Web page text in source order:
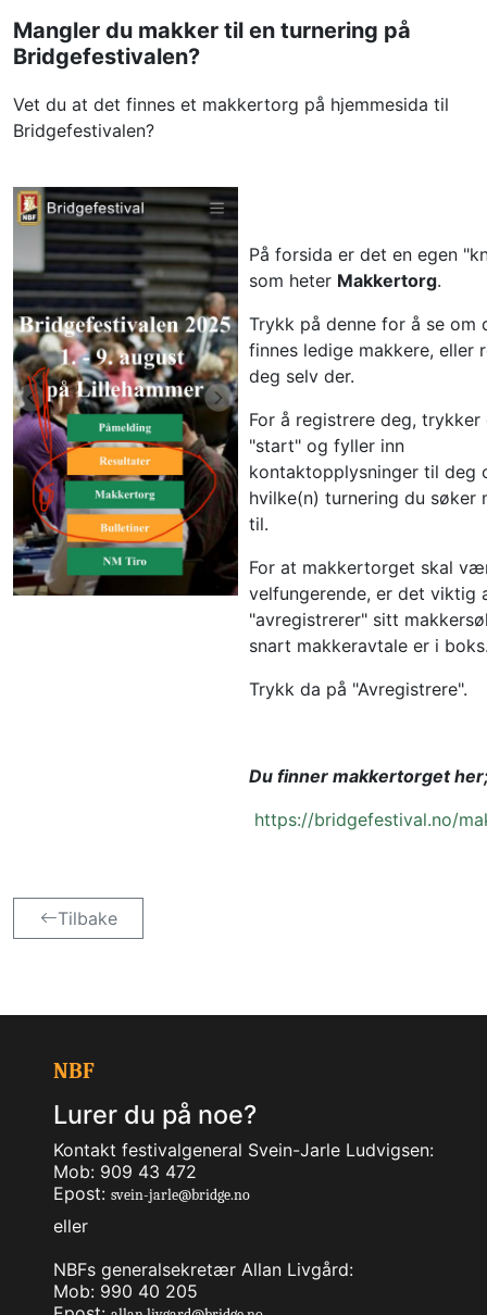
Mangler du makker til en turnering på
Bridgefestivalen?
Vet du at det finnes et makkertorg på hjemmesida til
Bridgefestivalen?
På forsida er det en egen
som heter Makkertorg.
Trykk på denne for å se om
finnes ledige makkere, eller
deg selv der.
For å registrere deg, trykker
"start" og fyller inn
kontaktopplysninger til deg
hvilke(n) turnering du søker
til.
For at makkertorget skal
velfungerende, er det viktig
"avregistrerer" sitt
snart makkeravtale er i
Trykk da på "Avregistrere".
Du finner makkertorget
https://bridgefestival.no/
Tilbake
NBF
Lurer du på noe?
Kontakt festivalgeneral Svein-Jarle Ludvigsen:
Mob: 909 43 472
Epost: svein-jarle@bridge.no
eller
NBFs generalsekretær Allan Livgård:
Mob: 990 40 205